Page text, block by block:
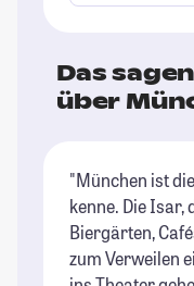
Das
über
"München ist
kenne. Die Isar,
Biergärten,
zum Verweilen